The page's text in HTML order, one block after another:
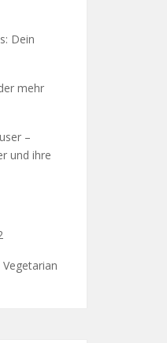
Dein
mehr
–
und ihre